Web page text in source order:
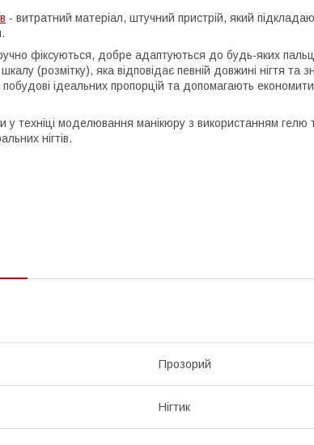
- витратний матеріал, штучний пристрій, який
фіксуються, добре адаптуються до будь-яких
(розмітку), яка відповідає певній довжині нігтя та
ідеальних пропорцій та допомагають
техніці моделювання манікюру з використанням гелю
нігтів.
Прозорий
Нігтик